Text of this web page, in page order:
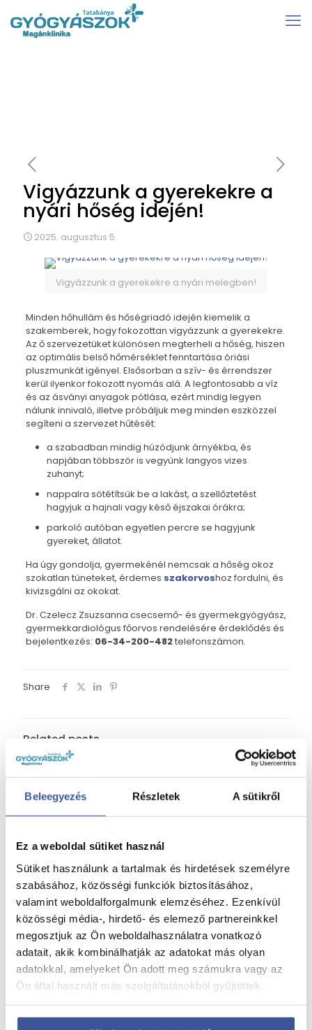
Beleegyezés Részletek A sütikről
Ez a weboldal sütiket használ
Sütiket használunk a tartalmak és hirdetések személyre
szabásához, közösségi funkciók biztosításához,
valamint weboldalforgalmunk elemzéséhez. Ezenkívül
közösségi média-, hirdető- és elemező partnereinkkel
megosztjuk az Ön weboldalhasználatra vonatkozó
adatait, akik kombinálhatják az adatokat más olyan
adatokkal, amelyeket Ön adott meg számukra vagy az
Ön által használt más szolgáltatásokból gyűjtöttek.
Vigyázzunk a gyerekekre a
nyári hőség idején!
2025. augusztus 5.
Vigyázzunk a gyerekekre a nyári melegben!
Minden hőhullám és hőségriadó idején kiemelik a
szakemberek, hogy fokozottan vigyázzunk a gyerekekre.
Az ő szervezetüket különösen megterheli a hőség, hiszen
az optimális belső hőmérséklet fenntartása óriási
pluszmunkát igényel. Elsősorban a szív- és érrendszer
kerül ilyenkor fokozott nyomás alá. A legfontosabb a víz
és az ásványi anyagok pótlása, ezért mindig legyen
nálunk innivaló, illetve próbáljuk meg minden eszközzel
segíteni a szervezet hűtését:
a szabadban mindig húzódjunk árnyékba, és
napjában többször is vegyünk langyos vizes
zuhanyt;
nappalra sötétítsük be a lakást, a szellőztetést
hagyjuk a hajnali vagy késő éjszakai órákra;
parkoló autóban egyetlen percre se hagyjunk
gyereket, állatot.
Ha úgy gondolja, gyermekénél nemcsak a hőség okoz
szokatlan tüneteket, érdemes szakorvoshoz fordulni, és
kivizsgálni az okokat.
Dr. Czelecz Zsuzsanna csecsemő- és gyermekgyógyász,
gyermekkardiológus főorvos rendelésére érdeklődés és
bejelentkezés: 06-34-200-482telefonszámon.
Share
Related posts
Az erdő nem csak kikapcsol – gyógyít is
2026. június 2.
Read more
Figyelmeztető jelek, amelyek gyerekkori szívbetegséget
jelezhetnek
2026. április 14.
Figyelmeztető jelek, amelyek gyerekkori szívbetegséget